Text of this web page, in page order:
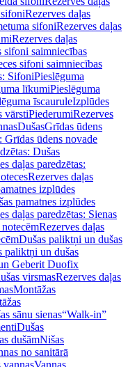
Rezerves daļas
sifoniRezerves daļas
Rezerves daļas
sifoni saimniecības
sifoni saimniecības
SifoniPieslēguma
līkumiPieslēguma
īscauruleIzplūdes
vārstiPiederumiRezerves
DušasGrīdas ūdens
Grīdas ūdens novade
Dušas
daļas paredzētas:
Rezerves daļas
izplūdes
pamatnes izplūdes
daļas paredzētas: Sienas
Rezerves daļas
Dušas paliktņi un dušas
paliktņi un dušas
Geberit Duofix
virsmasRezerves daļas
Montāžas
sānu sienas“Walk-in”
Dušas
dušāmNišas
no sanitārā
vannasVannas